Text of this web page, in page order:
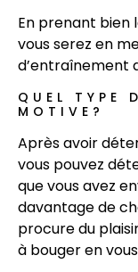
En prenant bien
vous serez en
d’entraînement
QUEL TYPE
MOTIVE?
Après avoir
vous pouvez
que vous avez
davantage de
procure du
à bouger en